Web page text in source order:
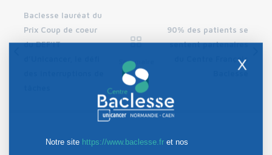
Baclesse lauréat du
Prix Coup de coeur
du DEF’IT
Sommaire
90% des patients se
sentent partenaires
du Centre François
Baclesse
X
Notre site https://www.baclesse.fret nos